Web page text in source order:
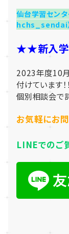
仙台学習セン
hchs_sendai
★★新入学
2023年度10
付けています！！
個別相談会で
お気軽にお
LINEでのご